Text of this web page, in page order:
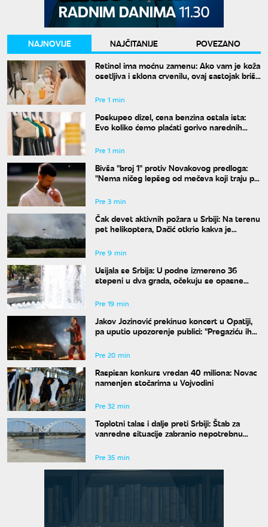
NAJNOVIJE NAJČITANIJE
POVEZANO
Retinol ima moćnu zamenu: Ako vam je koža
osetljiva i sklona crvenilu, ovaj sastojak briše
Pre 1 min
Poskupeo dizel, cena benzina ostala ista:
Evo koliko ćemo plaćati gorivo narednih
Pre 1 min
Bivša "broj 1" protiv Novakovog predloga:
"Nema ničeg lepšeg od mečeva koji traju po
Pre 3 min
Čak devet aktivnih požara u Srbiji: Na terenu
pet helikoptera, Dačić otkrio kakva je
Pre 9 min
Usijala se Srbija: U podne izmereno 36
stepeni u dva grada, očekuju se opasne
Pre 19 min
Jakov Jozinović prekinuo koncert u Opatiji,
pa uputio upozorenje publici: "Pregaziću ih
Pre 20 min
Raspisan konkurs vredan 40 miliona: Novac
namenjen stočarima u Vojvodini
Pre 32 min
Toplotni talas i dalje preti Srbiji: Štab za
vanredne situacije zabranio nepotrebnu
Pre 35 min